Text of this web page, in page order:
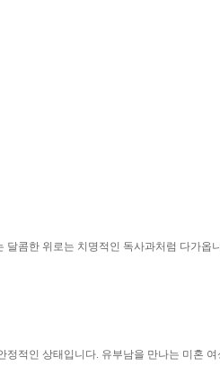
콤한 위로는 치명적인 독사과처럼 다가옵
적인 상태입니다. 유부남을 만나는 미혼